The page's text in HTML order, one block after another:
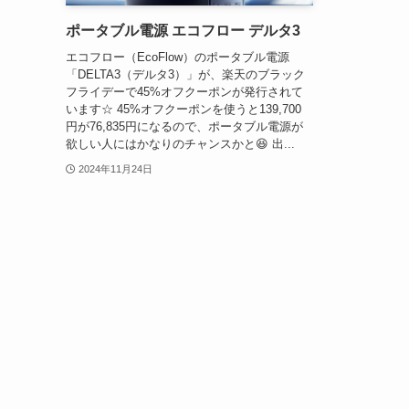
ポータブル電源 エコフロー デルタ3
エコフロー（EcoFlow）のポータブル電源
「DELTA3（デルタ3）」が、楽天のブラック
フライデーで45%オフクーポンが発行されて
います☆ 45%オフクーポンを使うと139,700
円が76,835円になるので、ポータブル電源が
欲しい人にはかなりのチャンスかと😆 出...
2024年11月24日